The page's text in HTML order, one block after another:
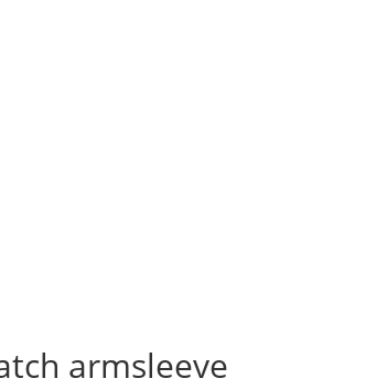
armsleeve